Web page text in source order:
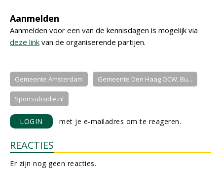
Aanmelden
Aanmelden voor een van de kennisdagen is mogelijk via
deze link van de organiserende partijen.
Gemeente Amsterdam Gemeente Den Haag OCW, Bu...
Sportsubsidie.nl
LOGIN met je e-mailadres om te reageren.
REACTIES
Er zijn nog geen reacties.